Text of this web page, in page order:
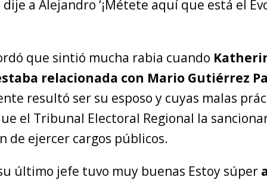
a Alejandro ‘¡Métete aquí que está el
que sintió mucha rabia cuando
relacionada con Mario Gutiérrez
resultó ser su esposo y cuyas malas
el Tribunal Electoral Regional la
de ejercer cargos públicos.
último jefe tuvo muy buenas Estoy súper